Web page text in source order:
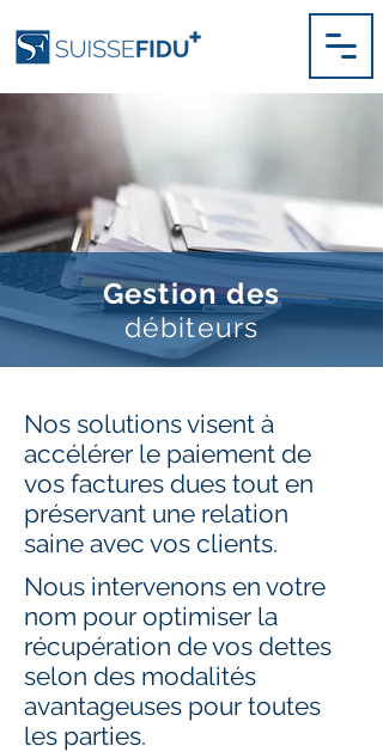
Gestion des
débiteurs
Nos solutions visent à
accélérer le paiement de
vos factures dues tout en
préservant une relation
saine avec vos clients.
Nous intervenons en votre
nom pour optimiser la
récupération de vos dettes
selon des modalités
avantageuses pour toutes
les parties.